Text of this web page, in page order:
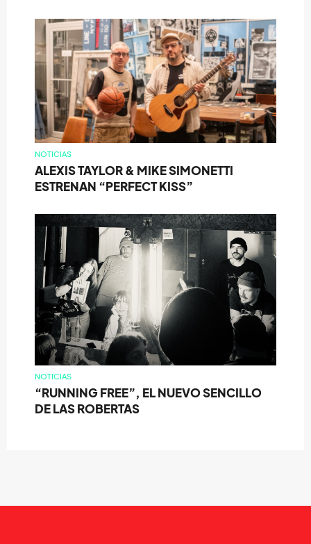
NOTICIAS
ALEXIS TAYLOR & MIKE SIMONETTI
ESTRENAN “PERFECT KISS”
NOTICIAS
“RUNNING FREE”, EL NUEVO SENCILLO
DE LAS ROBERTAS